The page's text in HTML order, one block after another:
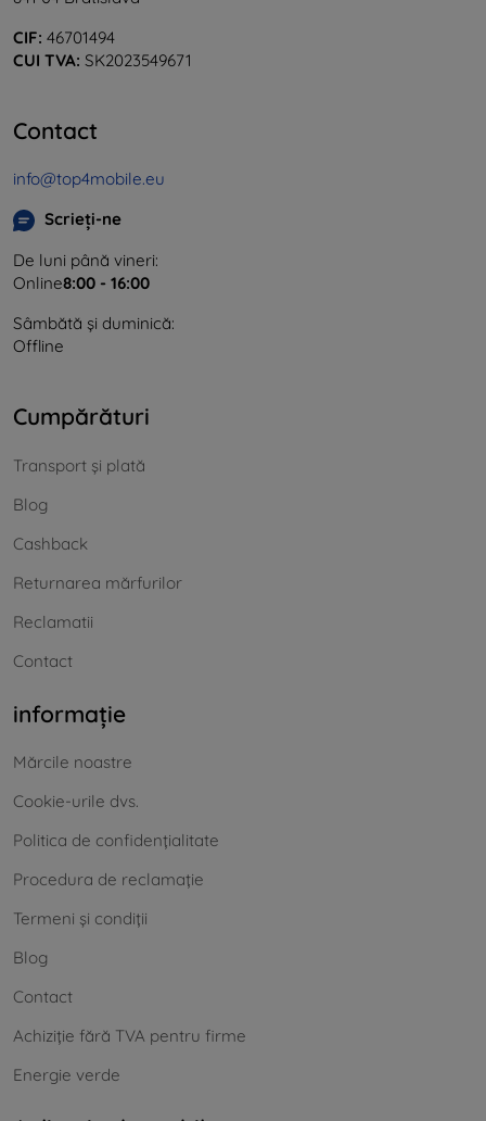
CIF: 46701494
CUI TVA: SK2023549671
Contact
info@top4mobile.eu
Scrieți-ne
De luni până vineri:
Online8:00 - 16:00
Sâmbătă și duminică:
Offline
Cumpărături
Transport și plată
Blog
Cashback
Returnarea mărfurilor
Reclamatii
Contact
informație
Mărcile noastre
Cookie-urile dvs.
Politica de confidențialitate
Procedura de reclamație
Termeni și condiții
Blog
Contact
Achiziție fără TVA pentru firme
Energie verde